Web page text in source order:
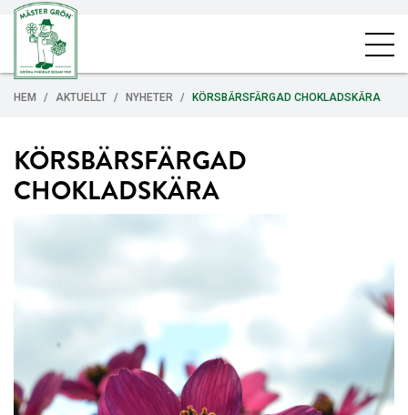
HEM AKTUELLT NYHETER KÖRSBÄRSFÄRGAD CHOKLADSKÄRA
KÖRSBÄRSFÄRGAD
CHOKLADSKÄRA